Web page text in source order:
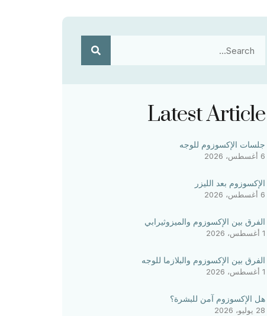
Latest Article
جلسات الإكسوزوم للوجه
6 أغسطس، 2026
الإكسوزوم بعد الليزر
6 أغسطس، 2026
الفرق بين الإكسوزوم والميزوثيرابي
1 أغسطس، 2026
الفرق بين الإكسوزوم والبلازما للوجه
1 أغسطس، 2026
هل الإكسوزوم آمن للبشرة؟
28 يوليو، 2026